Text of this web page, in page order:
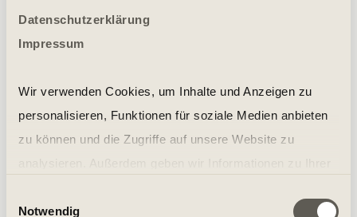
Datenschutzerklärung
Impressum
Wir verwenden Cookies, um Inhalte und Anzeigen zu
personalisieren, Funktionen für soziale Medien anbieten
zu können und die Zugriffe auf unsere Website zu
soziale Medien, Werbung und Analysen weiter. Unsere
Notwendig